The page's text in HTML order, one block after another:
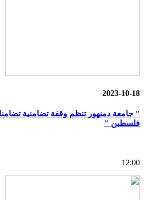
2023-10-18
" جامعة دمنهور تنظم وقفة تضامنية
فلسطين "
12:00